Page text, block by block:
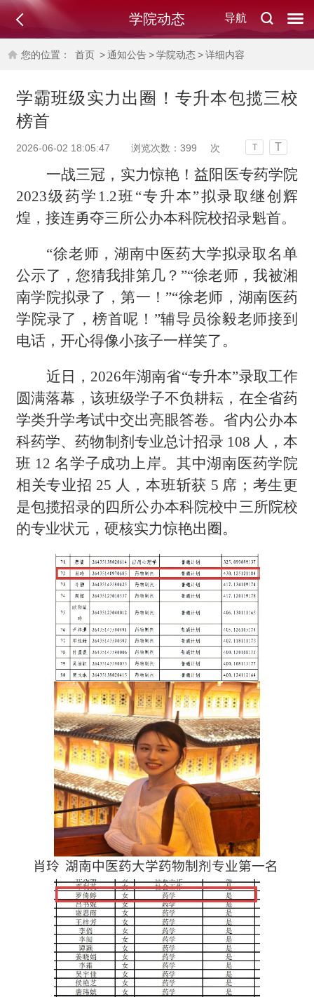
导航
学院动态
您的位置： 首页 >通知公告>学院动态>详细内容
学霸班级实力出圈！专升本包揽三校
榜首
2026-06-02 18:05:47 浏览次数： 399 次 T T
一战三冠，实力惊艳！益阳医专药学院
2023级药学1.2班“专升本”拟录取继创辉
煌，接连勇夺三所公办本科院校招录魁首。
“徐老师，湖南中医药大学拟录取名单
公示了，您猜我排第几？ ”“徐老师，我被湘
南学院拟录了，第一！”“徐老师，湖南医药
学院录了，榜首呢！”辅导员徐毅老师接到
电话，开心得像小孩子一样笑了。
近日 ， 2026年湖南省“专升本”录取工作
圆满落幕， 该班级学子不负耕耘，在全省药
学类升学考试中交出亮眼答卷。省内公办本
科药学、药物制剂专业总计招录 108 人，本
班 12 名学子成功上岸。其中湖南医药学院
相关专业招 25 人，本班斩获 5 席；考生更
是包揽招录的四所公办本科院校中三所院校
的专业状元，硬核实力惊艳出圈。
肖玲 湖南中医药大学药物制剂专业第一名